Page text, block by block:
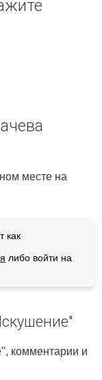
месте на
как
либо войти на
комментарии и